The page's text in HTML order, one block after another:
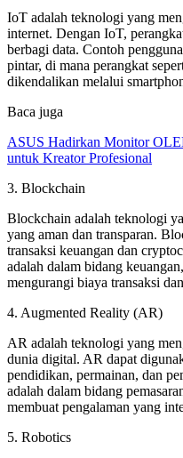
IoT adalah teknologi yang
internet. Dengan IoT,
berbagi data. Contoh
pintar, di mana perangkat
dikendalikan melalui
Baca juga
ASUS Hadirkan Monitor
untuk Kreator Profesional
3. Blockchain
Blockchain adalah teknologi
yang aman dan transparan.
transaksi keuangan dan
adalah dalam bidang
mengurangi biaya transaksi
4. Augmented Reality (AR)
AR adalah teknologi yang
dunia digital. AR dapat
pendidikan, permainan, dan
adalah dalam bidang
membuat pengalaman yang
5. Robotics